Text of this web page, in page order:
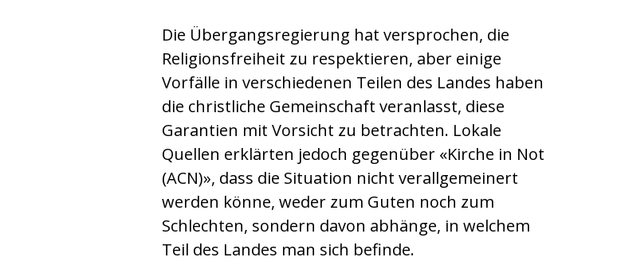
Die Übergangsregierung hat versprochen, die
Religionsfreiheit zu respektieren, aber einige
Vorfälle in verschiedenen Teilen des Landes haben
die christliche Gemeinschaft veranlasst, diese
Garantien mit Vorsicht zu betrachten. Lokale
Quellen erklärten jedoch gegenüber «Kirche in Not
(ACN)», dass die Situation nicht verallgemeinert
werden könne, weder zum Guten noch zum
Schlechten, sondern davon abhänge, in welchem
Teil des Landes man sich befinde.